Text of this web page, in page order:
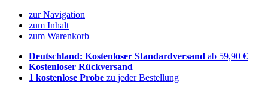
zur Navigation
zum Inhalt
zum Warenkorb
Deutschland: Kostenloser Standardversand ab 59,90 €
Kostenloser Rückversand
1 kostenlose Probe zu jeder Bestellung